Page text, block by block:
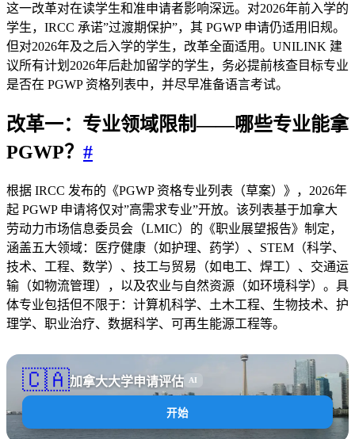
这一改革对在读学生和准申请者影响深远。对2026年前入学的
学生，IRCC 承诺”过渡期保护”，其 PGWP 申请仍适用旧规。
但对2026年及之后入学的学生，改革全面适用。UNILINK 建
议所有计划2026年后赴加留学的学生，务必提前核查目标专业
是否在 PGWP 资格列表中，并尽早准备语言考试。
改革一：专业领域限制——哪些专业能拿
PGWP？ #
根据 IRCC 发布的《PGWP 资格专业列表（草案）》，2026年
起 PGWP 申请将仅对”高需求专业”开放。该列表基于加拿大
劳动力市场信息委员会（LMIC）的《职业展望报告》制定，
涵盖五大领域：医疗健康（如护理、药学）、STEM（科学、
技术、工程、数学）、技工与贸易（如电工、焊工）、交通运
输（如物流管理），以及农业与自然资源（如环境科学）。具
体专业包括但不限于：计算机科学、土木工程、生物技术、护
理学、职业治疗、数据科学、可再生能源工程等。
🇨🇦加拿大大学申请评估 AI
开始